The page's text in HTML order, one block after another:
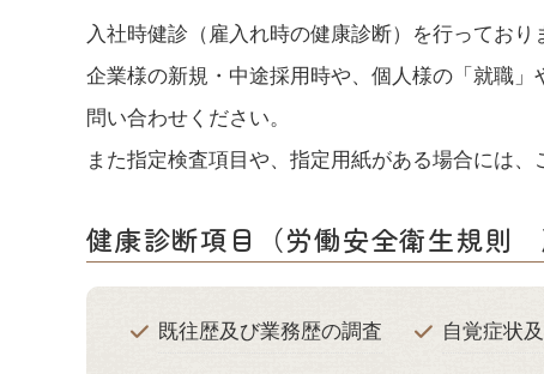
入社時健診（雇入れ時の健康診断）を行っており
企業様の新規・中途採用時や、個人様の「就職
問い合わせください。
また指定検査項目や、指定用紙がある場合には、
健康診断項目（労働安全衛生規則
既往歴及び業務歴の調査 自覚症状